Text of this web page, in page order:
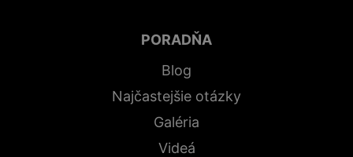
PORADŇA
Blog
Najčastejšie otázky
Galéria
Videá